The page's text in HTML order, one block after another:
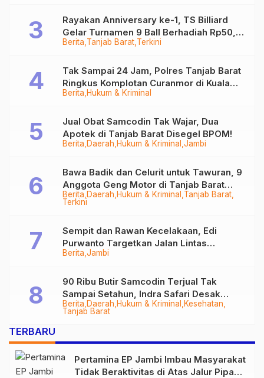
Berita Tanjab Barat Terkini
Rayakan Anniversary ke-1, TS Billiard
Gelar Turnamen 9 Ball Berhadiah Rp50,8
Juta
Berita Hukum & Kriminal
Tak Sampai 24 Jam, Polres Tanjab Barat
Ringkus Komplotan Curanmor di Kuala
Tungkal
Berita Daerah Hukum & Kriminal Jambi
Jual Obat Samcodin Tak Wajar, Dua
Apotek di Tanjab Barat Disegel BPOM!
Berita Daerah Hukum & Kriminal Tanjab Barat
Terkini
Bawa Badik dan Celurit untuk Tawuran, 9
Anggota Geng Motor di Tanjab Barat
Diringkus
Berita Jambi
Sempit dan Rawan Kecelakaan, Edi
Purwanto Targetkan Jalan Lintas
Tungkal-Jambi Mulus di 2028
Berita Daerah Hukum & Kriminal
Kesehatan
Tanjab Barat
90 Ribu Butir Samcodin Terjual Tak
Sampai Setahun, Indra Safari Desak
Audit Menyeluruh
TERBARU
Pertamina EP Jambi Imbau Masyarakat
Tidak Beraktivitas di Atas Jalur Pipa